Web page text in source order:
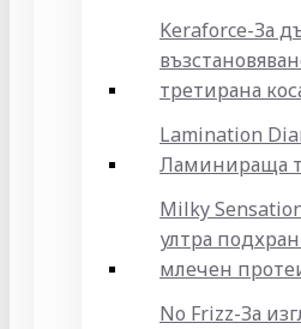
Keraforce-За
третирана
Lamination
Ламинираща
Milky
ултра
млечен
No Frizz-За